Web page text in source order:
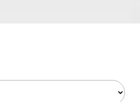
Profilo